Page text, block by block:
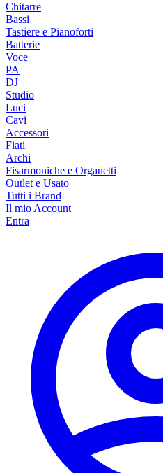
Chitarre
Bassi
Tastiere e Pianoforti
Batterie
Voce
PA
DJ
Studio
Luci
Cavi
Accessori
Fiati
Archi
Fisarmoniche e Organetti
Outlet e Usato
Tutti i Brand
Il mio Account
Entra